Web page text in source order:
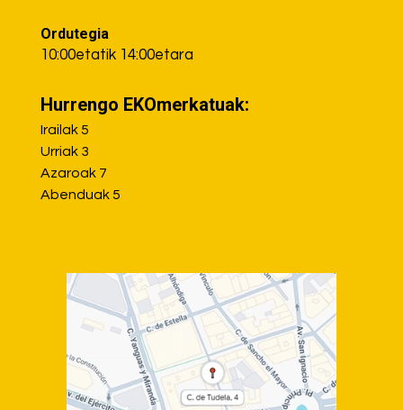
Ordutegia
10:00etatik 14:00etara
Hurrengo EKOmerkatuak:
Irailak 5
Urriak 3
Azaroak 7
Abenduak 5